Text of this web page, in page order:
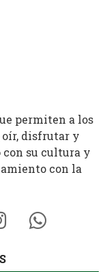
permiten a los
oír, disfrutar y
con su cultura y
con la